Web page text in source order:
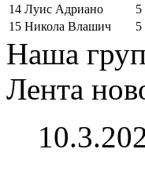
14 Луис Адриано
5
15 Никола Влашич 5
Наша
Лента